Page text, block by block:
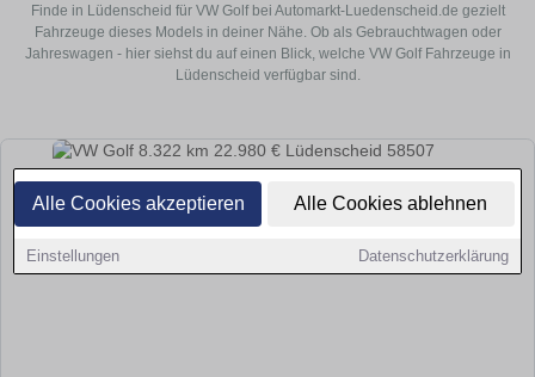
Alle Cookies akzeptieren Alle Cookies ablehnen
Einstellungen Datenschutzerklärung
Finde in Lüdenscheid für VW Golf bei Automarkt-Luedenscheid.de gezielt
Fahrzeuge dieses Models in deiner Nähe. Ob als Gebrauchtwagen oder
Jahreswagen - hier siehst du auf einen Blick, welche VW Golf Fahrzeuge in
Lüdenscheid verfügbar sind.